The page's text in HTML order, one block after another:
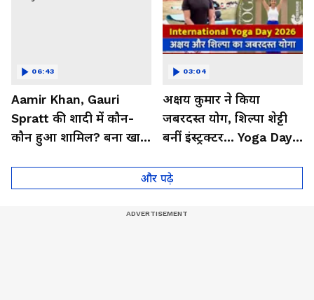
Aamir Khan, Gauri
Spratt की शादी में कौन-
कौन हुआ शामिल? बना खास
06:43
अक्षय कुमार ने किया
जबरदस्त योग, शिल्पा शेट्टी
बनीं इंस्ट्रक्टर... Yoga Day
03:04
और पढ़े